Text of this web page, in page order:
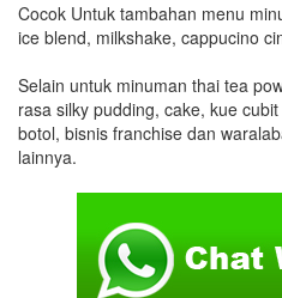
Cocok Untuk tambahan menu
ice blend, milkshake, cappucino
Selain untuk minuman thai tea
rasa silky pudding, cake, kue
botol, bisnis franchise dan
lainnya.